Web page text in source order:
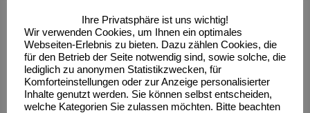
Ihre Privatsphäre ist uns wichtig!
Wir verwenden Cookies, um Ihnen ein optimales
Webseiten-Erlebnis zu bieten. Dazu zählen Cookies, die
für den Betrieb der Seite notwendig sind, sowie solche, die
lediglich zu anonymen Statistikzwecken, für
Komforteinstellungen oder zur Anzeige personalisierter
Inhalte genutzt werden. Sie können selbst entscheiden,
welche Kategorien Sie zulassen möchten. Bitte beachten